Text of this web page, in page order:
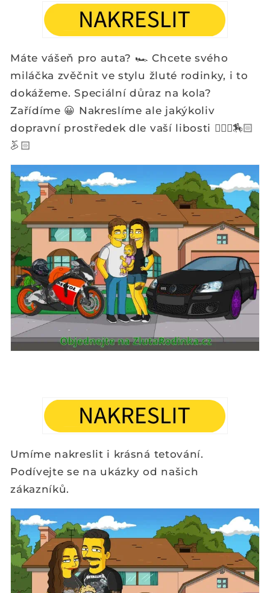
Máte vášeň pro auta? 🏎️ Chcete svého
miláčka zvěčnit ve stylu žluté rodinky, i to
dokážeme. Speciální důraz na kola?
Zařídíme 😀 Nakreslíme ale jakýkoliv
dopravní prostředek dle vaší libosti 🚴🏻‍♂️🏇🏻
🏂🏻
Umíme nakreslit i krásná tetování.
Podívejte se na ukázky od našich
zákazníků.